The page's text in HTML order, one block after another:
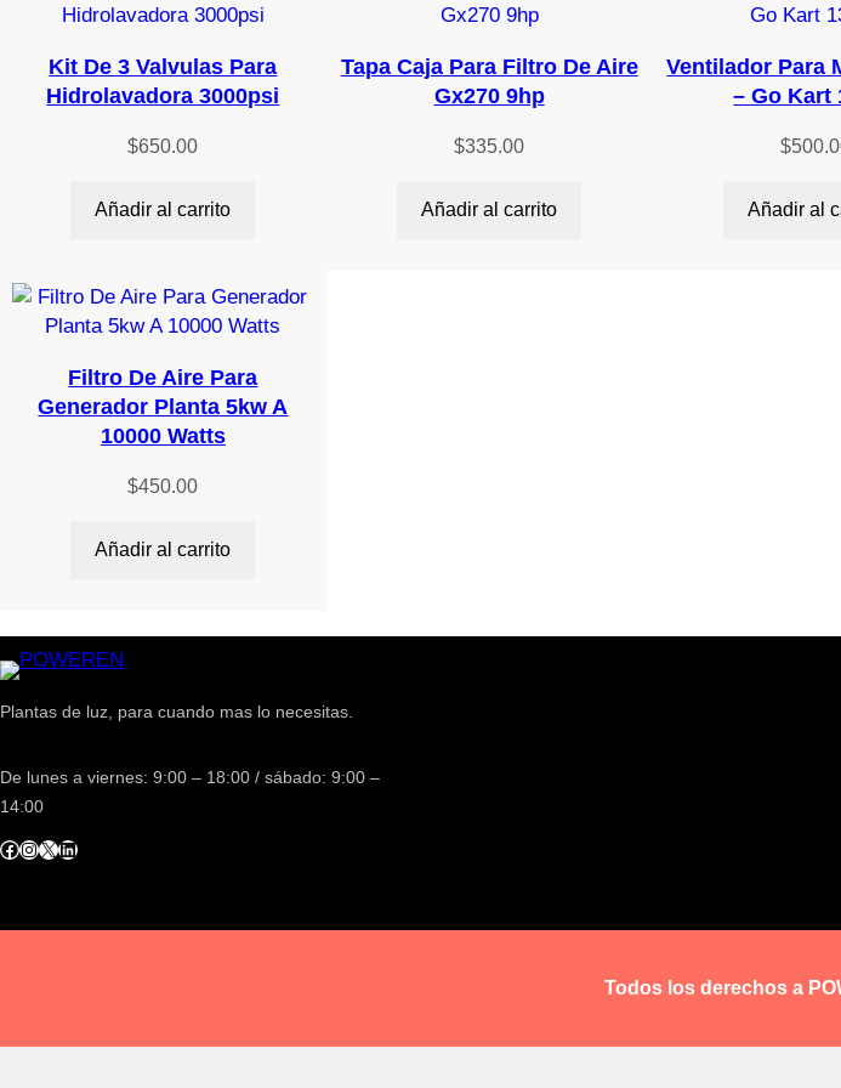
Kit De 3 Valvulas Para
Hidrolavadora 3000psi
$650.00
Añadir al carrito
Tapa Caja Para Filtro De Aire
Gx270 9hp
$335.00
Añadir al carrito
Ventilador Para
– Go Kart
$
Añadir al
Filtro De Aire Para
Generador Planta 5kw A
10000 Watts
$450.00
Añadir al carrito
Plantas de luz, para cuando mas lo necesitas.
De lunes a viernes: 9:00 – 18:00 / sábado: 9:00 –
14:00
Facebook InstagramX LinkedIn
Todos los derechos a